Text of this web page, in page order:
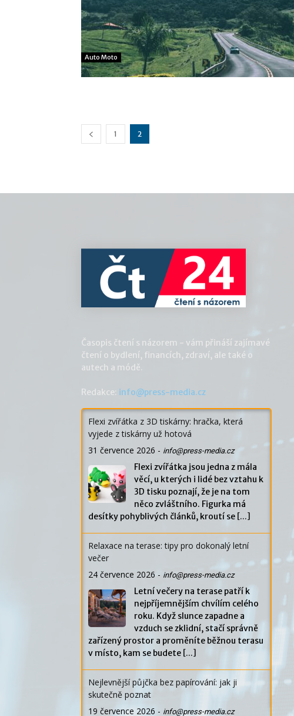
Auto Moto
1 2
Časopis čtení s názorem - vám přináší zajímavé
čtení o bydlení, financích, zdraví, ale také o
autech a módě.
Redakce: info@press-media.cz
Flexi zvířátka z 3D tiskárny: hračka, která
vyjede z tiskárny už hotová
31 července 2026 - info@press-media.cz
Flexi zvířátka jsou jedna z mála
věcí, u kterých i lidé bez vztahu k
3D tisku poznají, že je na tom
něco zvláštního. Figurka má
desítky pohyblivých článků, kroutí se [...]
Relaxace na terase: tipy pro dokonalý letní
večer
24 července 2026 - info@press-media.cz
Letní večery na terase patří k
nejpříjemnějším chvílím celého
roku. Když slunce zapadne a
vzduch se zklidní, stačí správně
zařízený prostor a proměníte běžnou terasu
v místo, kam se budete [...]
Nejlevnější půjčka bez papírování: jak ji
skutečně poznat
19 července 2026 - info@press-media.cz